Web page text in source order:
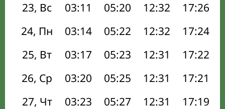
23, Вс
03:11 05:20 12:32 17:26
24, Пн
03:14 05:22 12:32 17:24
25, Вт
03:17 05:23 12:31 17:22
26, Ср
03:20 05:25 12:31 17:21
27, Чт
03:23 05:27 12:31 17:19